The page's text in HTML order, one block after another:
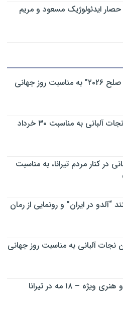
ایدئولوژیک مسعود و مریم
نشست “هیئت صلح ۲۰۲۶” به مناسبت روز جهانی
به مناسبت ۳۰ خرداد
در کنار مردم تیرانا، به مناسبت
“آلدو در ایران” و رونمایی از رمان
نجات آلبانی به مناسبت روز جهانی
– ۱۸ مه در تیرانا